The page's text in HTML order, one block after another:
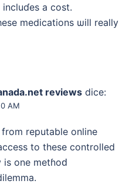
a cost.
medications ѡill really
reviews dice:
AM
reputable online
to theѕe controlled
is one metɦoԁ